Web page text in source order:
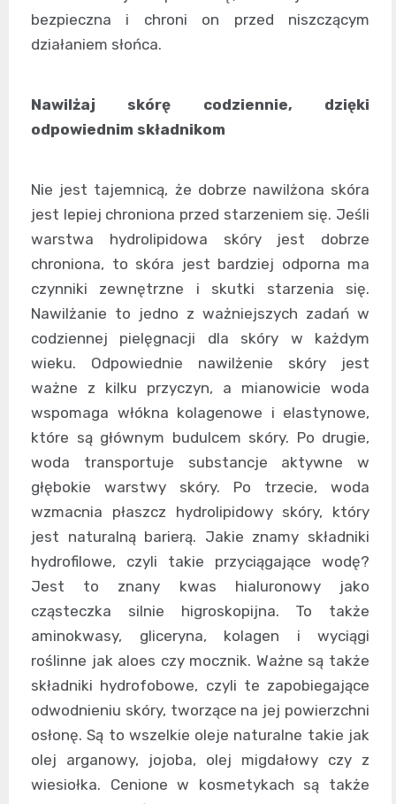
bezpieczna i chroni on przed niszczącym
działaniem słońca.
Nawilżaj skórę codziennie, dzięki
odpowiednim składnikom
Nie jest tajemnicą, że dobrze nawilżona skóra
jest lepiej chroniona przed starzeniem się. Jeśli
warstwa hydrolipidowa skóry jest dobrze
chroniona, to skóra jest bardziej odporna ma
czynniki zewnętrzne i skutki starzenia się.
Nawilżanie to jedno z ważniejszych zadań w
codziennej pielęgnacji dla skóry w każdym
wieku. Odpowiednie nawilżenie skóry jest
ważne z kilku przyczyn, a mianowicie woda
wspomaga włókna kolagenowe i elastynowe,
które są głównym budulcem skóry. Po drugie,
woda transportuje substancje aktywne w
głębokie warstwy skóry. Po trzecie, woda
wzmacnia płaszcz hydrolipidowy skóry, który
jest naturalną barierą. Jakie znamy składniki
hydrofilowe, czyli takie przyciągające wodę?
Jest to znany kwas hialuronowy jako
cząsteczka silnie higroskopijna. To także
aminokwasy, gliceryna, kolagen i wyciągi
roślinne jak aloes czy mocznik. Ważne są także
składniki hydrofobowe, czyli te zapobiegające
odwodnieniu skóry, tworzące na jej powierzchni
osłonę. Są to wszelkie oleje naturalne takie jak
olej arganowy, jojoba, olej migdałowy czy z
wiesiołka. Cenione w kosmetykach są także